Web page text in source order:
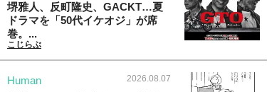
堺雅人、反町隆史、GACKT…夏
ドラマを「50代イケオジ」が席
巻。...
こじらぶ
Human 2026.08.07